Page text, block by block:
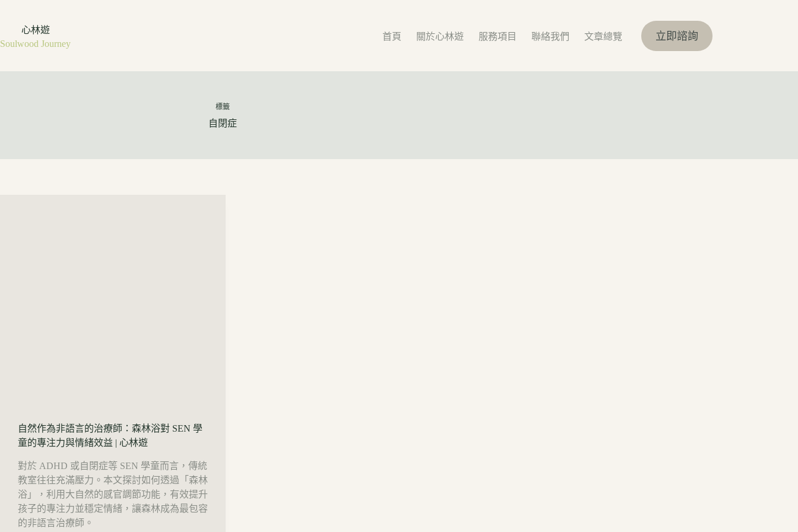
心林遊
Soulwood Journey
首頁 關於心林遊 服務項目 聯絡我們 文章總覽 立即諮詢
標籤
自閉症
自然作為非語言的治療師：森林浴對 SEN 學
童的專注力與情緒效益 | 心林遊
對於 ADHD 或自閉症等 SEN 學童而言，傳統
教室往往充滿壓力。本文探討如何透過「森林
浴」，利用大自然的感官調節功能，有效提升
孩子的專注力並穩定情緒，讓森林成為最包容
的非語言治療師。